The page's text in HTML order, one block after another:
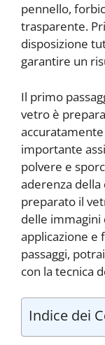
pennello,
trasparente.
disposizione
garantire un
Il primo
vetro è
importante
polvere e
aderenza della
preparato il
delle immagini
applicazione e
passaggi,
con la tecnica
Indice dei